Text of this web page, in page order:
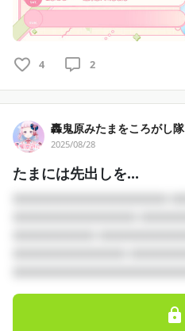
4 2
轟鬼原みたまをころがし隊
2025/08/28
たまには先出しを…